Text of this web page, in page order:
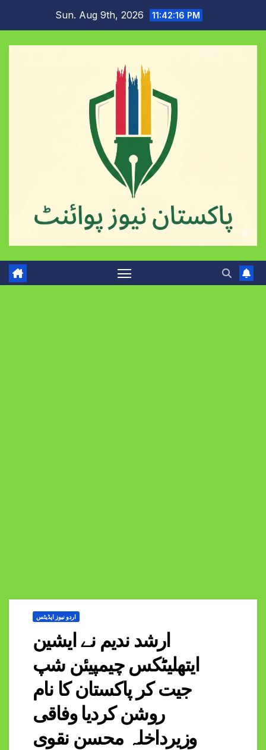
content
Sun. Aug 9th, 2026 11:42:17 PM
اردو نیوز اپڈیٹس
ارشد ندیم نے ایشین
ایتھلیٹکس چیمپیئن شپ
جیت کر پاکستان کا نام
روشن کردیا وفاقی
وزیرداخلہ محسن نقوی